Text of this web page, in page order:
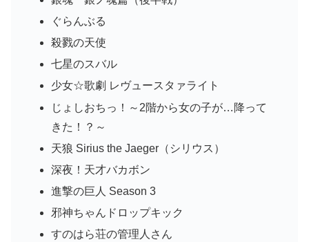
ぐらんぶる
殺戮の天使
七星のスバル
少女☆歌劇 レヴュースタァライト
じょしおちっ！～2階から女の子が…降って
きた！？～
天狼 Sirius the Jaeger（シリウス）
深夜！天才バカボン
進撃の巨人 Season 3
邪神ちゃんドロップキック
すのはら荘の管理人さん